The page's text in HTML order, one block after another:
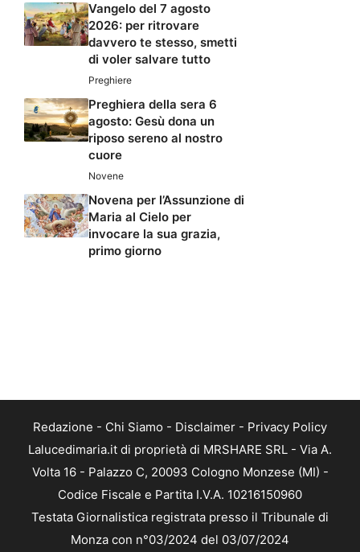
Vangelo del 7 agosto
2026: per ritrovare
davvero te stesso, smetti
di voler salvare tutto
Preghiere
Preghiera della sera 6
agosto: Gesù dona un
riposo sereno al nostro
cuore
Novene
Novena per l’Assunzione di
Maria al Cielo per
invocare la sua grazia,
primo giorno
Redazione - Chi Siamo - Disclaimer - Privacy Policy
Lalucedimaria.it di proprietà di MRSHARE SRL - Via A.
Volta 16 - Palazzo C, 20093 Cologno Monzese (MI) -
Codice Fiscale e Partita I.V.A. 10216150960
Testata Giornalistica registrata presso il Tribunale di
Monza con n°03/2024 del 03/07/2024